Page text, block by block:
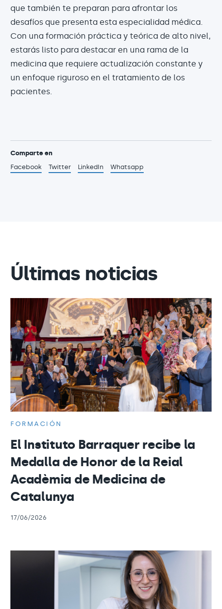
que también te preparan para afrontar los
desafíos que presenta esta especialidad médica.
Con una formación práctica y teórica de alto nivel,
estarás listo para destacar en una rama de la
medicina que requiere actualización constante y
un enfoque riguroso en el tratamiento de los
pacientes.
Comparte en
Facebook
Twitter LinkedIn Whatsapp
Últimas noticias
FORMACIÓN
El Instituto Barraquer recibe la
Medalla de Honor de la Reial
Acadèmia de Medicina de
Catalunya
17/06/2026